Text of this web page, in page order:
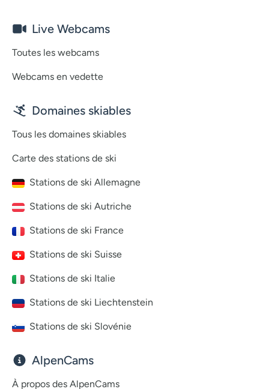
Live Webcams
Toutes les webcams
Webcams en vedette
Domaines skiables
Tous les domaines skiables
Carte des stations de ski
Stations de ski Allemagne
Stations de ski Autriche
Stations de ski France
Stations de ski Suisse
Stations de ski Italie
Stations de ski Liechtenstein
Stations de ski Slovénie
AlpenCams
À propos des AlpenCams